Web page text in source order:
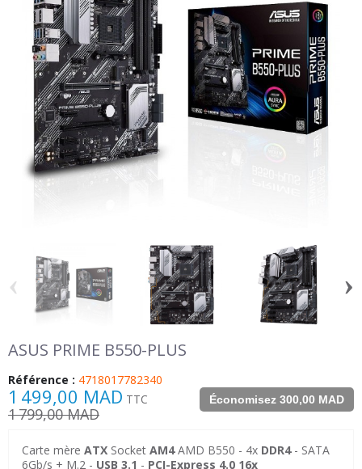
‹ ›
ASUS PRIME B550-PLUS
Référence : 4718017782340
Économisez 300,00 MAD
1 499,00 MAD TTC
1 799,00 MAD
Carte mère ATX Socket AM4AMD B550 - 4x DDR4- SATA
6Gb/s + M.2 - USB 3.1 - PCI-Express 4.0 16x